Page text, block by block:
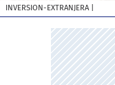
INVERSION-EXTRANJERA|